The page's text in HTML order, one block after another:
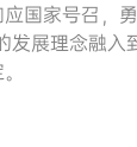
国家号召，
展理念融